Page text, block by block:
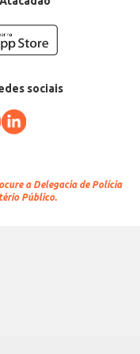
sociais
a Delegacia de Polícia
Público.